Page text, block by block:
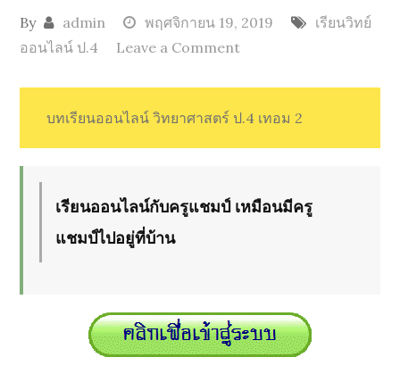
By admin พฤศจิกายน 19, 2019
เรียนวิทย์
ออนไลน์ ป.4
Leave a Comment
ออนไลน์
วิทยาศาสตร์
เทอม
บทเรียนออนไลน์ วิทยาศาสตร์ ป.4 เทอม 2
เรียนออนไลน์กับครูแชมป์ เหมือนมีครู
แชมป์ไปอยู่ที่บ้าน